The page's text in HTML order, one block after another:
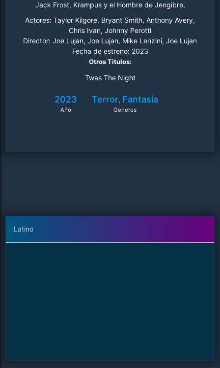
Jack Frost, Krampus y el Hombre de Jengibre,
mostrando el lado brutal de la Navidad y convirtiendo
tradiciones en pesadillas.
Actores: Taylor Kilgore, Bryant Smith, Anthony Avery,
Chris Ivan, Johnny Perotti
Director: Joe Lujan, Joe Lujan, Mike Lenzini, Joe Lujan
Fecha de estreno: 2023
Otros Titulos:
Twas The Night
2023
Año
Terror, Fantasía
Generos
Latino